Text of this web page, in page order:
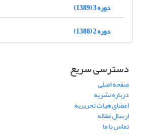
دوره 3 (1389)
دوره 2 (1388)
دسترسی سریع
صفحه اصلی
درباره نشریه
اعضای هیات تحریریه
ارسال مقاله
تماس با ما